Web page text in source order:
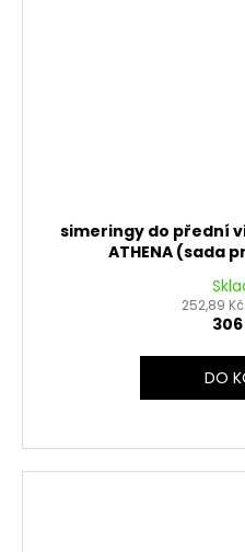
simeringy do přední
ATHENA (sada
252,89 Kč
DO